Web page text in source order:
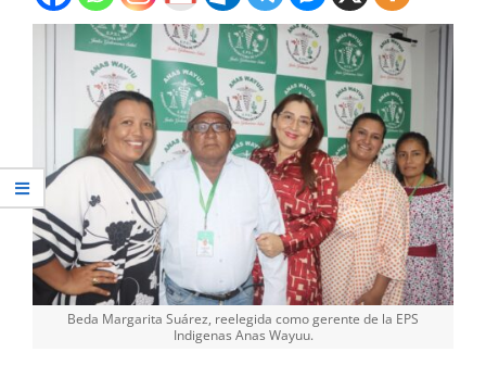
Beda Margarita Suárez, reelegida como gerente de la EPS
Indigenas Anas Wayuu.